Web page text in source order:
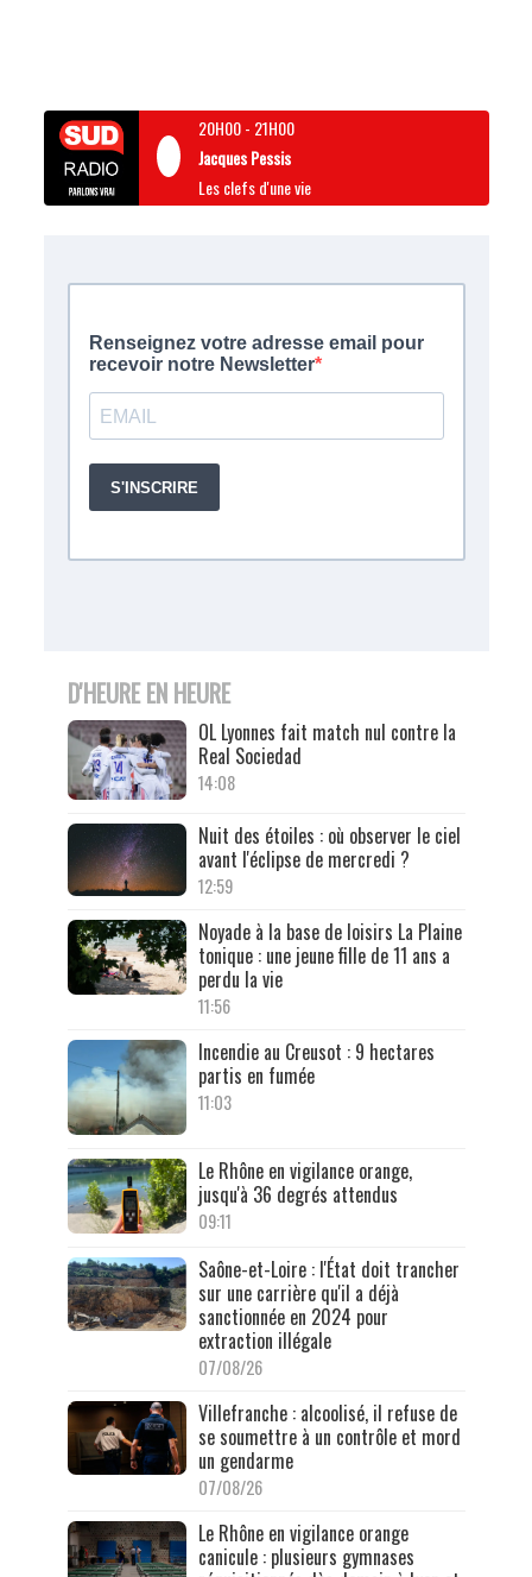
20H00- 21H00
Jacques Pessis
Les clefs d'une vie
D'HEURE EN HEURE
OL Lyonnes fait match nul contre la
Real Sociedad
14:08
Nuit des étoiles : où observer le ciel
avant l'éclipse de mercredi ?
12:59
Noyade à la base de loisirs La Plaine
tonique : une jeune fille de 11 ans a
perdu la vie
11:56
Incendie au Creusot : 9 hectares
partis en fumée
11:03
Le Rhône en vigilance orange,
jusqu'à 36 degrés attendus
09:11
Saône-et-Loire : l'État doit trancher
sur une carrière qu'il a déjà
sanctionnée en 2024 pour
extraction illégale
07/08/26
Villefranche : alcoolisé, il refuse de
se soumettre à un contrôle et mord
un gendarme
07/08/26
Le Rhône en vigilance orange
canicule : plusieurs gymnases